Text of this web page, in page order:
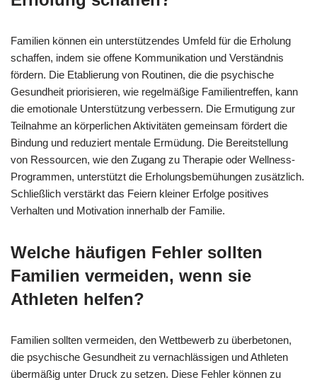
Familien können ein unterstützendes Umfeld für die Erholung
schaffen, indem sie offene Kommunikation und Verständnis
fördern. Die Etablierung von Routinen, die die psychische
Gesundheit priorisieren, wie regelmäßige Familientreffen, kann
die emotionale Unterstützung verbessern. Die Ermutigung zur
Teilnahme an körperlichen Aktivitäten gemeinsam fördert die
Bindung und reduziert mentale Ermüdung. Die Bereitstellung
von Ressourcen, wie den Zugang zu Therapie oder Wellness-
Programmen, unterstützt die Erholungsbemühungen zusätzlich.
Schließlich verstärkt das Feiern kleiner Erfolge positives
Verhalten und Motivation innerhalb der Familie.
Welche häufigen Fehler sollten
Familien vermeiden, wenn sie
Athleten helfen?
Familien sollten vermeiden, den Wettbewerb zu überbetonen,
die psychische Gesundheit zu vernachlässigen und Athleten
übermäßig unter Druck zu setzen. Diese Fehler können zu